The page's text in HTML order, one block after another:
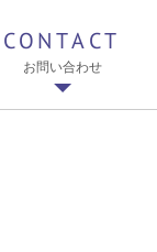
CONTACT
お問い合わせ